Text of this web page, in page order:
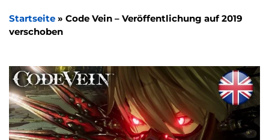
Startseite » Code Vein – Veröffentlichung auf 2019
verschoben